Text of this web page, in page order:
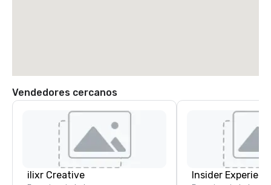
Vendedores cercanos
ilixr Creative Insider